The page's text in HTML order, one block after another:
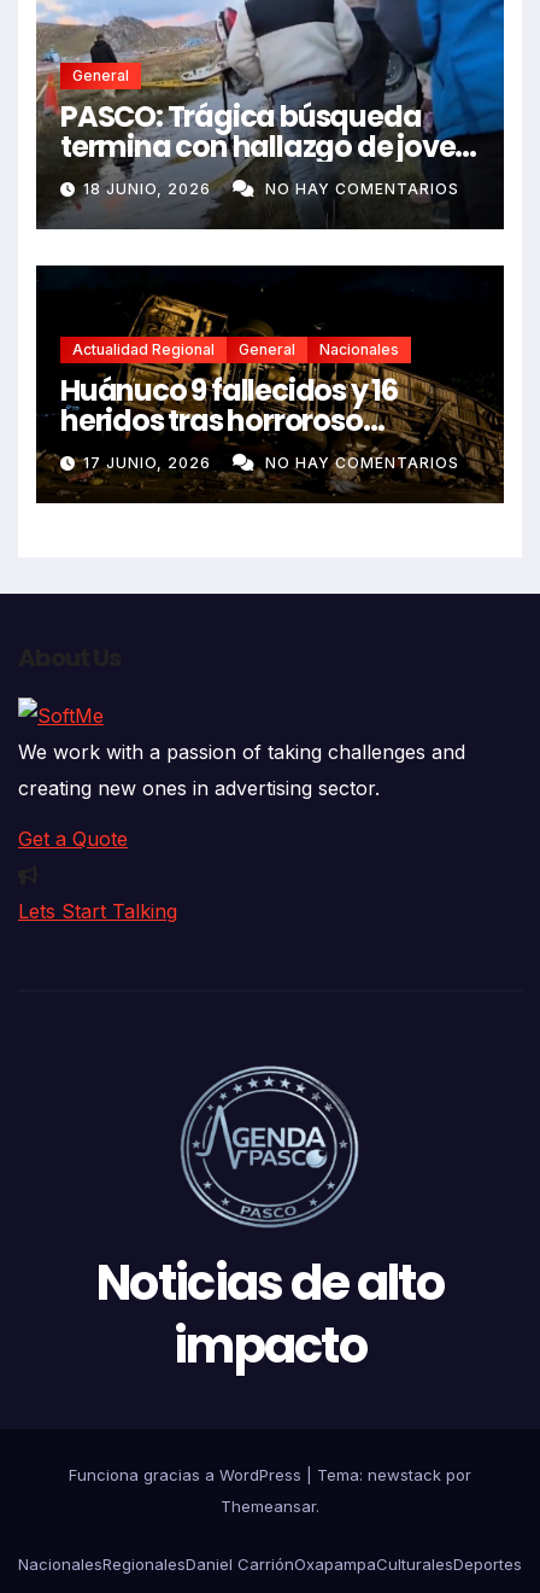
General
PASCO: Trágica búsqueda
termina con hallazgo de joven
sin vida en Rancas
18 JUNIO, 2026 NO HAY COMENTARIOS
Actualidad Regional General Nacionales
Huánuco 9 fallecidos y 16
heridos tras horroroso
despiste de bus Real Chancas
que impactó contra vivienda
17 JUNIO, 2026 NO HAY COMENTARIOS
We work with a passion of taking challenges and
creating new ones in advertising sector.
Get a Quote
Lets Start Talking
Noticias de alto
impacto
Funciona gracias a WordPress
Tema: newstack por
Themeansar.
NacionalesRegionalesDaniel CarriónOxapampaCulturalesDeportes